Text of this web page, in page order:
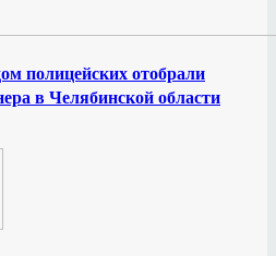
полицейских отобрали
в Челябинской области